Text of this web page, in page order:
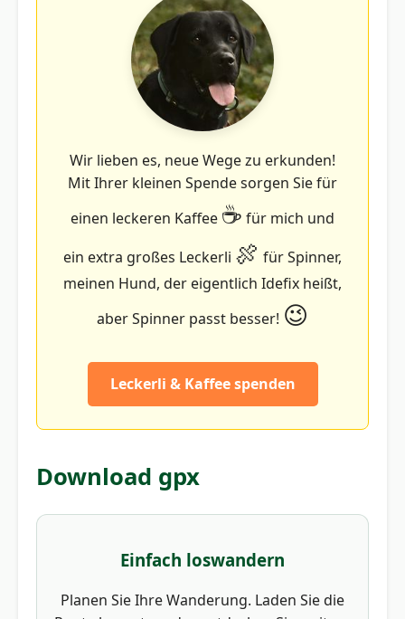
Wir lieben es, neue Wege zu erkunden!
Mit Ihrer kleinen Spende sorgen Sie für
einen leckeren Kaffee ☕ für mich und
ein extra großes Leckerli 🍖 für Spinner,
meinen Hund, der eigentlich Idefix heißt,
aber Spinner passt besser! 😉
Leckerli & Kaffee spenden
Download gpx
Einfach loswandern
Planen Sie Ihre Wanderung. Laden Sie die